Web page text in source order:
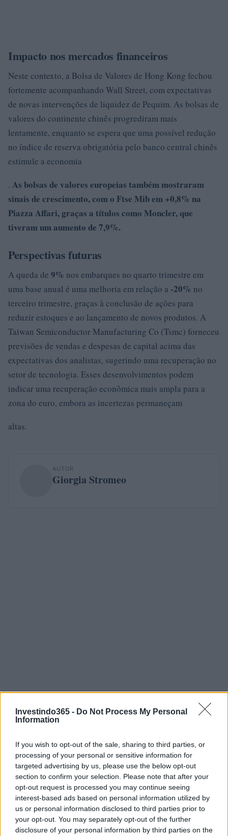
Investindo365 - Do Not Process My Personal
Information
If you wish to opt-out of the sale, sharing to third parties, or
processing of your personal or sensitive information for
targeted advertising by us, please use the below opt-out
section to confirm your selection. Please note that after your
opt-out request is processed you may continue seeing
interest-based ads based on personal information utilized by
us or personal information disclosed to third parties prior to
your opt-out. You may separately opt-out of the further
disclosure of your personal information by third parties on the
Impacto nos mercados financeiros
Neste contexto, a Bolsa de Valores de Hong Kong fechou
fortemente acompanhando Wall Street, com expectativas
de novas intervenções de liquidez de Pequim. As bolsas de
valores do continente chinês progrediram mais
lentamente, enquanto se espera que uma possível redução
no índice de reserva obrigatória pelo banco central chinês
estimule a economia
. As bolsas de valores europeias também mostraram
sinais de crescimento, com o Ftse Mib em +0,8% na
Piazza Affari, graças a títulos como Moncler, que
tiveram um aumento de 7,9%.
Perspectivas futuras
A queda de 9% nos embarques no quarto trimestre em
uma base anual é uma melhoria em relação a -20% no
terceiro trimestre, graças à conclusão de ações para
reduzir estoques e ao lançamento de novos produtos. A
Taiwan Semiconductor Manufacturing Co (Tsmc) forneceu
previsões de vendas e despesas de capital acima das
expectativas dos analistas, sugerindo uma recuperação no
setor de tecnologia. Esses desenvolvimentos podem
indicar uma recuperação econômica mais ampla para a
zona do euro, embora as incertezas permaneçam
altas.
AUTOR
Giorgia Stromeo
Continue lendo
FINANÇA